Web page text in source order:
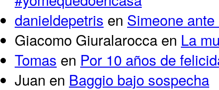
danieldepetris en Simeone ante
Giacomo Giuralarocca en La
Tomas en Por 10 años de
Juan en Baggio bajo sospecha